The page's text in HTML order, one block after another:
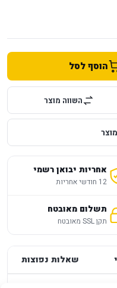
הוסף לסל
השווה מוצר
אחריות יבואן רשמי
12 חודשי אחריות
תשלום מאובטח
תקן SSL מאובטח
שאלות נפוצות